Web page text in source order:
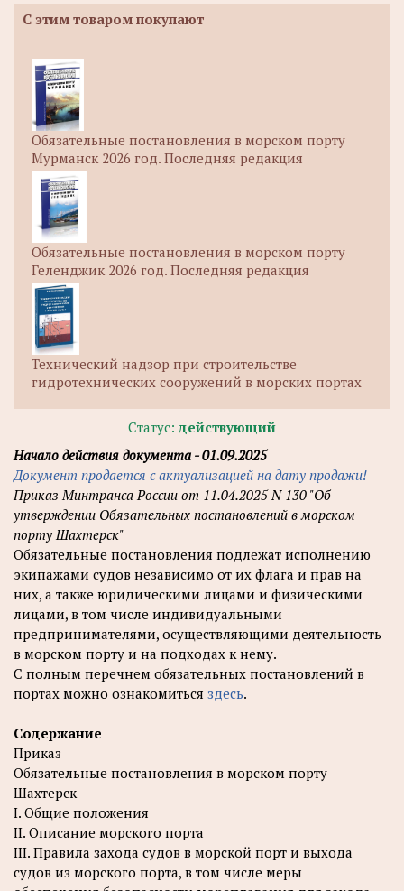
С этим товаром покупают
Обязательные постановления в морском порту
Мурманск 2026 год. Последняя редакция
Обязательные постановления в морском порту
Геленджик 2026 год. Последняя редакция
Технический надзор при строительстве
гидротехнических сооружений в морских портах
Статус: действующий
Начало действия документа - 01.09.2025
Документ продается с актуализацией на дату продажи!
Приказ Минтранса России от 11.04.2025 N 130 "Об
утверждении Обязательных постановлений в морском
порту Шахтерск"
Обязательные постановления подлежат исполнению
экипажами судов независимо от их флага и прав на
них, а также юридическими лицами и физическими
лицами, в том числе индивидуальными
предпринимателями, осуществляющими деятельность
в морском порту и на подходах к нему.
С полным перечнем обязательных постановлений в
портах можно ознакомиться здесь.
Содержание
Приказ
Обязательные постановления в морском порту
Шахтерск
I. Общие положения
II. Описание морского порта
III. Правила захода судов в морской порт и выхода
судов из морского порта, в том числе меры